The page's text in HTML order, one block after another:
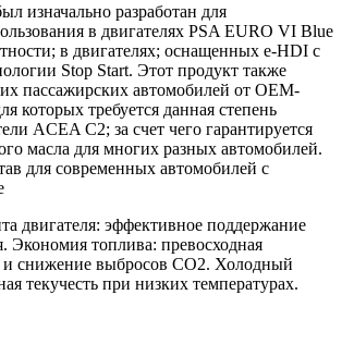
изначально разработан для
в двигателях PSA EURO VI Blue
в двигателях; оснащенных e-HDI с
Stop Start. Этот продукт также
пассажирских автомобилей от OEM-
которых требуется данная степень
ACEA C2; за счет чего гарантируется
масла для многих разных автомобилей.
для современных автомобилей с
двигателя: эффективное поддержание
Экономия топлива: превосходная
и снижение выбросов CO2. Холодный
текучесть при низких температурах.